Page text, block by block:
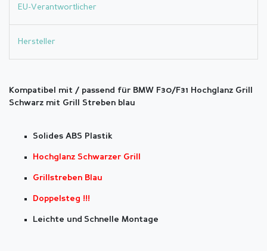
EU-Verantwortlicher
Hersteller
Kompatibel mit / passend für BMW F30/F31 Hochglanz Grill
Schwarz mit Grill Streben blau
Solides ABS Plastik
Hochglanz Schwarzer Grill
Grillstreben Blau
Doppelsteg !!!
Leichte und Schnelle Montage